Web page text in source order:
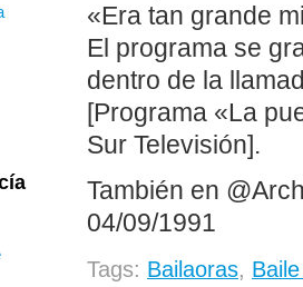
«Era tan grande
El programa se
dentro de la
[Programa «La
Sur Televisión].
También en
04/09/1991
Tags: Bailaoras,